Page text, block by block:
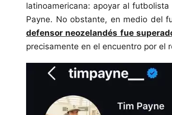
latinoamericana: apoyar al
Payne. No obstante, en medio del
defensor neozelandés fue
precisamente en el encuentro por el